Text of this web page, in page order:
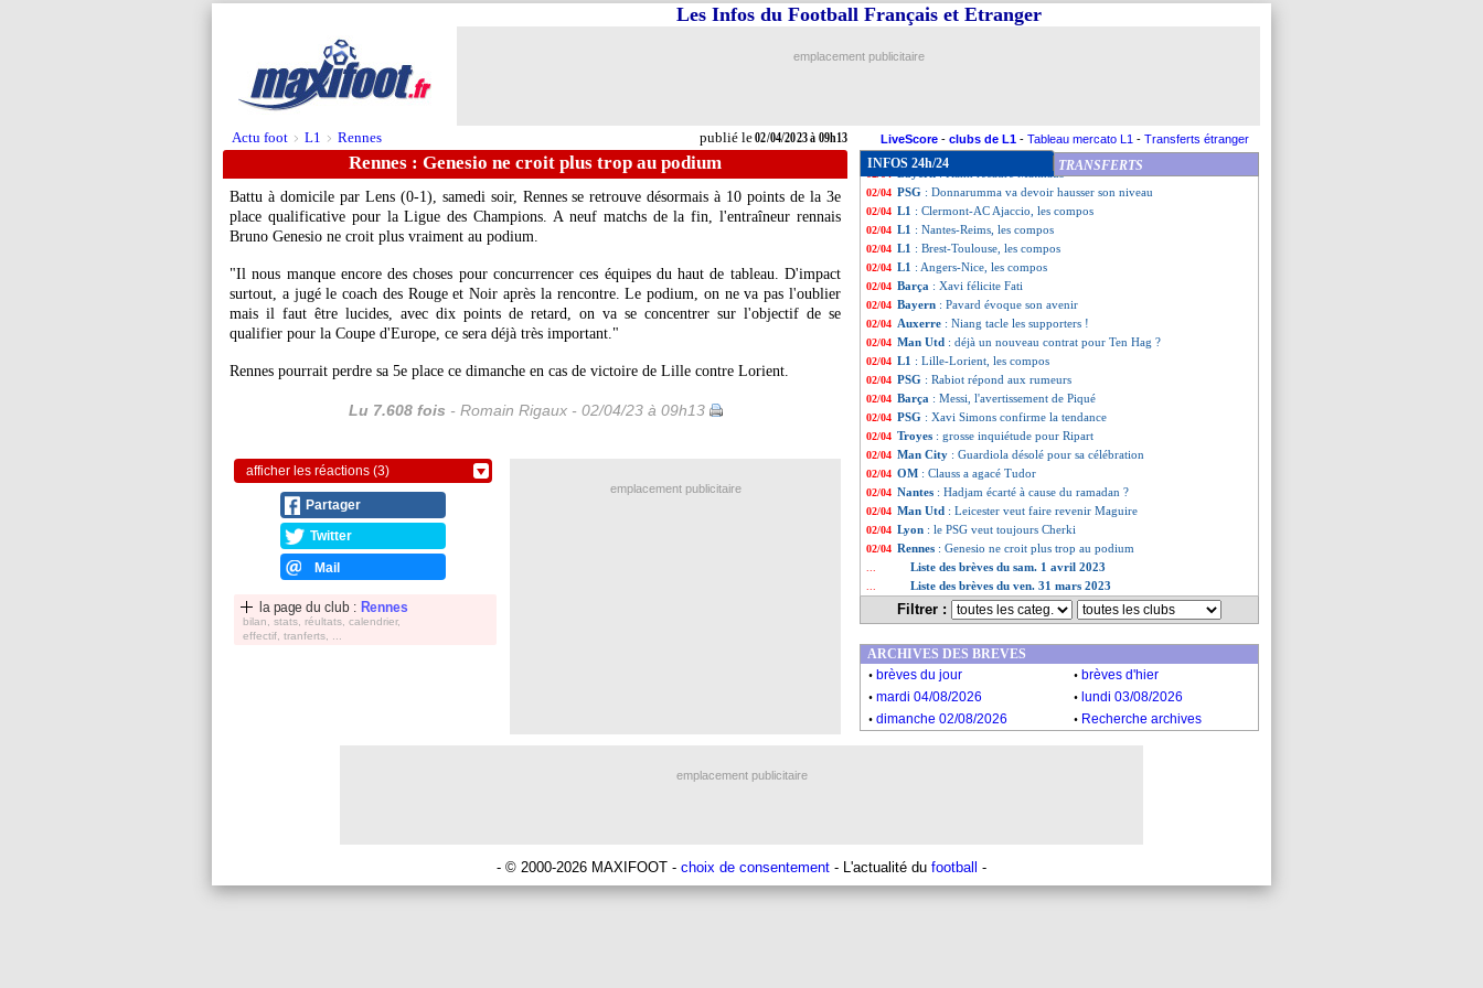
Actu foot > L1 > Rennes publié le02/04/2023 à 09h13
Les Infos du Football Français et Etranger
emplacement publicitaire
LiveScore - clubs de L1 - Tableau mercato L1 - Transferts étranger
Rennes : Genesio ne croit plus trop au podium
Battu à domicile par Lens (0-1), samedi soir, Rennes se retrouve désormais à 10 points de la 3e
place qualificative pour la Ligue des Champions. A neuf matchs de la fin, l'entraîneur rennais
Bruno Genesio ne croit plus vraiment au podium.
"Il nous manque encore des choses pour concurrencer ces équipes du haut de tableau. D'impact
surtout, a jugé le coach des Rouge et Noir après la rencontre. Le podium, on ne va pas l'oublier
mais il faut être lucides, avec dix points de retard, on va se concentrer sur l'objectif de se
qualifier pour la Coupe d'Europe, ce sera déjà très important."
Rennes pourrait perdre sa 5e place ce dimanche en cas de victoire de Lille contre Lorient.
Lu 7.608 fois - Romain Rigaux - 02/04/23 à 09h13
afficher les réactions (3)
Partager
Twitter
Mail
la page du club : Rennes
bilan, stats, réultats, calendrier,
effectif, tranferts, ...
INFOS 24h/24 TRANSFERTS
02/04 L1: Nantes 0-3 Reims (fini)
02/04 L1: Clermont 2-1 Ajaccio (fini)
02/04 Lille: un succès mérité pour Fonseca
02/04 Lille: Zhegrova savoure son doublé
02/04 L1: Lille 3-1 Lorient (fini)
: Kahn recadre Matthäus
02/04 PSG : Donnarumma va devoir hausser son niveau
02/04 L1 : Clermont-AC Ajaccio, les compos
02/04 L1 : Nantes-Reims, les compos
02/04 L1 : Brest-Toulouse, les compos
02/04 L1 : Angers-Nice, les compos
02/04 Barça : Xavi félicite Fati
02/04 Bayern : Pavard évoque son avenir
02/04 Auxerre : Niang tacle les supporters !
02/04 Man Utd : déjà un nouveau contrat pour Ten Hag ?
02/04 L1 : Lille-Lorient, les compos
02/04 PSG : Rabiot répond aux rumeurs
02/04 Barça : Messi, l'avertissement de Piqué
02/04 PSG : Xavi Simons confirme la tendance
02/04 Troyes : grosse inquiétude pour Ripart
02/04 Man City : Guardiola désolé pour sa célébration
02/04 OM : Clauss a agacé Tudor
02/04 Nantes : Hadjam écarté à cause du ramadan ?
02/04 Man Utd : Leicester veut faire revenir Maguire
02/04 Lyon : le PSG veut toujours Cherki
02/04 Rennes : Genesio ne croit plus trop au podium
Liste des brèves du sam. 1 avril 2023
Liste des brèves du ven. 31 mars 2023
Filtrer :
emplacement publicitaire
ARCHIVES DES BREVES
. brèves du jour . brèves d'hier
. mardi 04/08/2026 . lundi 03/08/2026
. dimanche 02/08/2026 . Recherche archives
emplacement publicitaire
- © 2000-2026 MAXIFOOT - choix de consentement - L'actualité du football -